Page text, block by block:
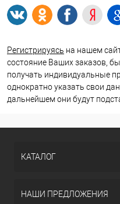
Регистрируясь на нашем
состояние Ваших заказов,
получать индивидуальные
однократно указать свои
дальнейшем они будут
КАТАЛОГ
НАШИ ПРЕДЛОЖЕНИЯ